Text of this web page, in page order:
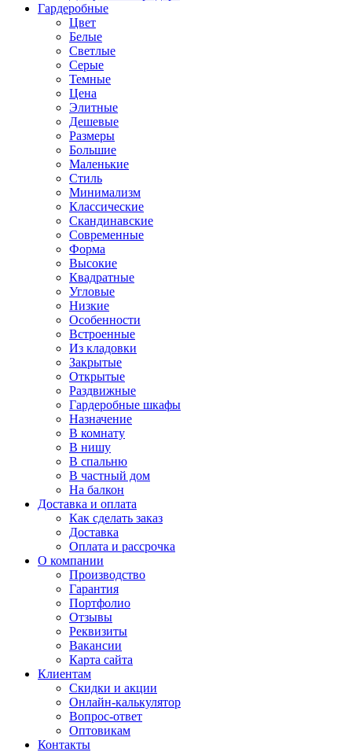
Гардеробные
Цвет
Белые
Светлые
Серые
Темные
Цена
Элитные
Дешевые
Размеры
Большие
Маленькие
Стиль
Минимализм
Классические
Скандинавские
Современные
Форма
Высокие
Квадратные
Угловые
Низкие
Особенности
Встроенные
Из кладовки
Закрытые
Открытые
Раздвижные
Гардеробные шкафы
Назначение
В комнату
В нишу
В спальню
В частный дом
На балкон
Доставка и оплата
Как сделать заказ
Доставка
Оплата и рассрочка
О компании
Производство
Гарантия
Портфолио
Отзывы
Реквизиты
Вакансии
Карта сайта
Клиентам
Скидки и акции
Онлайн-калькулятор
Вопрос-ответ
Оптовикам
Контакты